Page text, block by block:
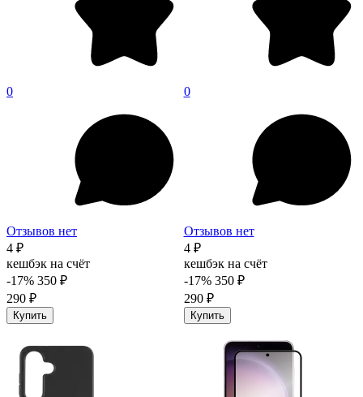
0
Отзывов нет
4 ₽
кешбэк на счёт
-17% 350 ₽
290 ₽
Купить
0
Отзывов нет
4 ₽
кешбэк на счёт
-17% 350 ₽
290 ₽
Купить